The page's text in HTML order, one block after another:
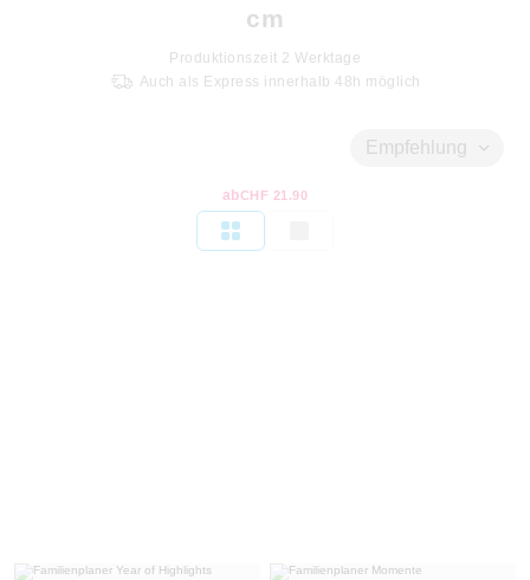
cm
Produktionszeit 2 Werktage
Auch als Express innerhalb 48h möglich
Empfehlung
abCHF 21.90